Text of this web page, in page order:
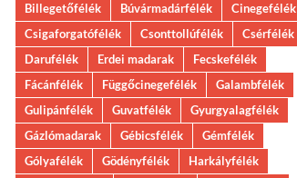
Billegetőfélék
Búvármadárfélék
Cinegefélék
Csigaforgatófélék
Csonttollúfélék
Csérfélék
Darufélék
Erdei madarak
Fecskefélék
Fácánfélék
Függőcinegefélék
Galambfélék
Gulipánfélék
Guvatfélék
Gyurgyalagfélék
Gázlómadarak
Gébicsfélék
Gémfélék
Gólyafélék
Gödényfélék
Harkályfélék